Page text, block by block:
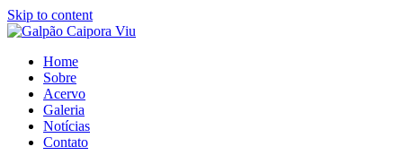
Skip to content
Home
Sobre
Acervo
Galeria
Notícias
Contato